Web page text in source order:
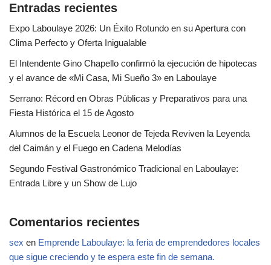
Entradas recientes
Expo Laboulaye 2026: Un Éxito Rotundo en su Apertura con
Clima Perfecto y Oferta Inigualable
El Intendente Gino Chapello confirmó la ejecución de hipotecas
y el avance de «Mi Casa, Mi Sueño 3» en Laboulaye
Serrano: Récord en Obras Públicas y Preparativos para una
Fiesta Histórica el 15 de Agosto
Alumnos de la Escuela Leonor de Tejeda Reviven la Leyenda
del Caimán y el Fuego en Cadena Melodías
Segundo Festival Gastronómico Tradicional en Laboulaye:
Entrada Libre y un Show de Lujo
Comentarios recientes
sex en Emprende Laboulaye: la feria de emprendedores locales
que sigue creciendo y te espera este fin de semana.